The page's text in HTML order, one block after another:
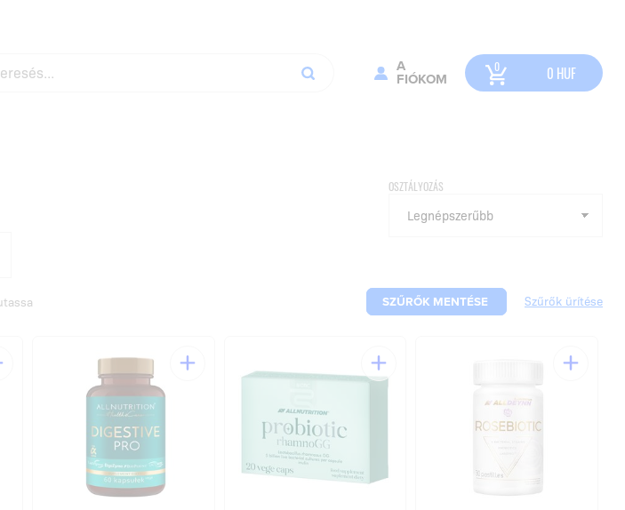
A
FIÓKOM
0 HUF
OSZTÁLYOZÁS
SZŰRŐK MENTÉSE